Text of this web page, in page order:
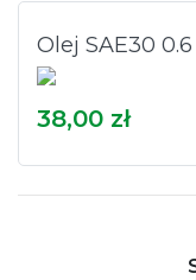
Olej SAE30
38,00 zł